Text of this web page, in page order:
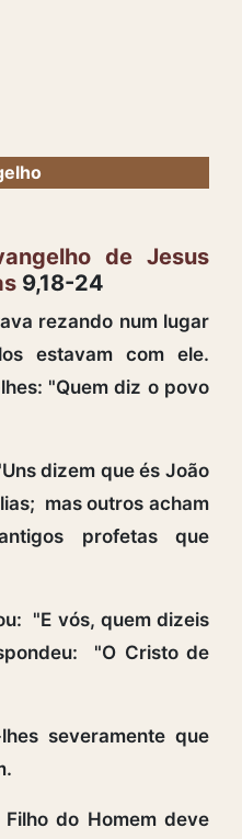
de Jesus
9,18-24
rezando num lugar
estavam com ele.
"Quem diz o povo
dizem que és João
mas outros acham
profetas que
"E vós, quem dizeis
"O Cristo de
severamente que
do Homem deve